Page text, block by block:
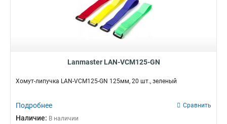
Lanmaster LAN-VCM125-GN
Хомут-липучка LAN-VCM125-GN 125мм, 20 шт., зеленый
Подробнее Сравнить
Наличие: В наличии